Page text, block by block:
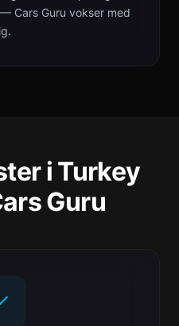
Cars Guru vokser med
i Turkey
Guru